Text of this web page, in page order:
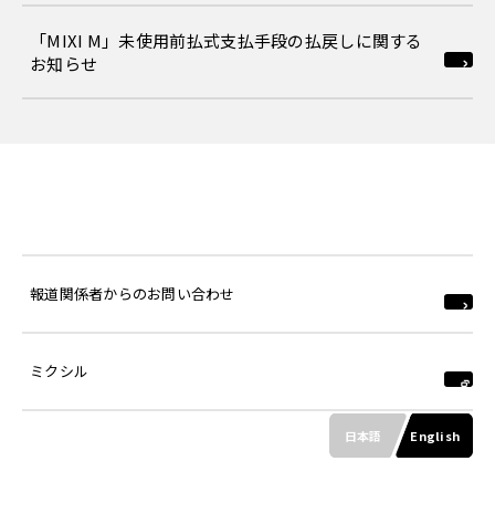
「MIXI M」未使用前払式支払手段の払戻しに関する
お知らせ
報道関係者からのお問い合わせ
ミクシル
日本語 English